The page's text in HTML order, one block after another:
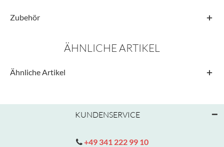
Zubehör
ÄHNLICHE ARTIKEL
Ähnliche Artikel
KUNDENSERVICE
+49 341 222 99 10